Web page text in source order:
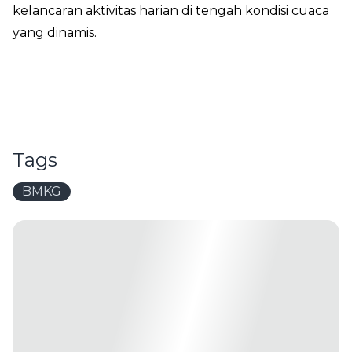
kelancaran aktivitas harian di tengah kondisi cuaca
yang dinamis.
Tags
BMKG